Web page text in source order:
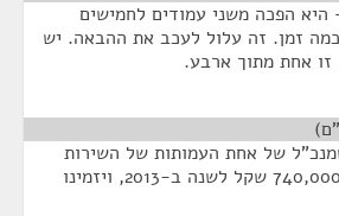
הפכה משני עמודים לחמישים
זמן. זה עלול לעכב את ההבאה. יש
זו אחת מתוך ארבע.
של אחת העמותות של השירות
הלאומי אזרחי ירוויח 740,000 שקל לשנה ב-2013, ויזמינו